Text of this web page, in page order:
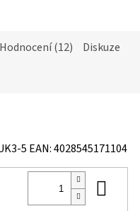
Hodnocení (12)
Diskuze
5 EAN:4028545171104